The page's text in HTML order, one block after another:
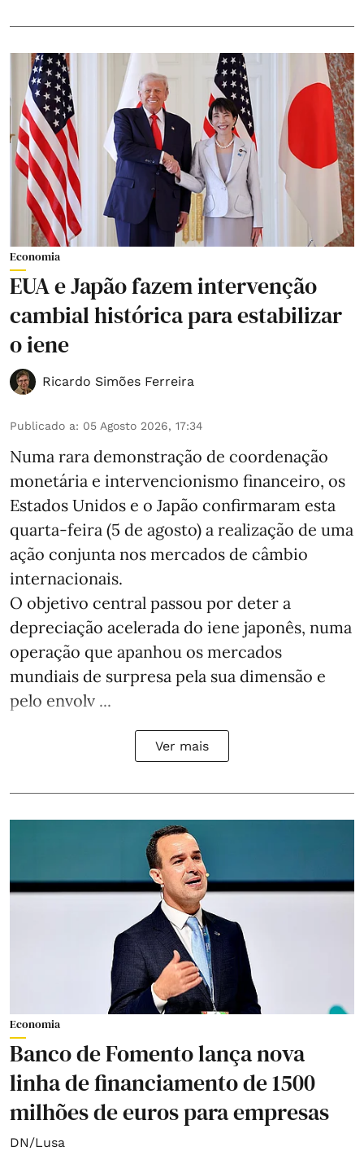
Economia
EUA e Japão fazem intervenção
cambial histórica para estabilizar
o iene
Ricardo Simões Ferreira
Publicado a: 05 Agosto 2026, 17:34
Numa rara demonstração de coordenação
monetária e intervencionismo financeiro, os
Estados Unidos e o Japão confirmaram esta
quarta-feira (5 de agosto) a realização de uma
ação conjunta nos mercados de câmbio
internacionais.
O objetivo central passou por deter a
depreciação acelerada do iene japonês, numa
operação que apanhou os mercados
mundiais de surpresa pela sua dimensão e
pelo envolv ...
Ver mais
Economia
Banco de Fomento lança nova
linha de financiamento de 1500
milhões de euros para empresas
DN/Lusa